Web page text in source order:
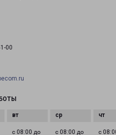
00
с 08:00 до
с 08:00 до
с